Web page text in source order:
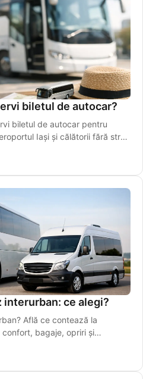
biletul de autocar?
biletul de autocar pentru
Iași și călătorii fără stres
interurban: ce alegi?
Află ce contează la
bagaje, opriri și